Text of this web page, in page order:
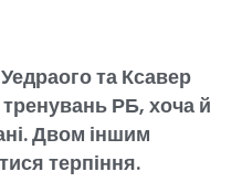
та Ксавер
РБ, хоча й
Двом іншим
терпіння.